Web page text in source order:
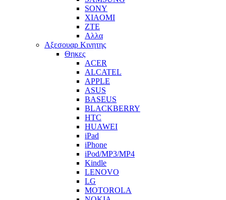
SONY
XIAOMI
ZTE
Αλλα
Αξεσουαρ Κινητης
Θηκες
ACER
ALCATEL
APPLE
ASUS
BASEUS
BLACKBERRY
HTC
HUAWEI
iPad
iPhone
iPod/MP3/MP4
Kindle
LENOVO
LG
MOTOROLA